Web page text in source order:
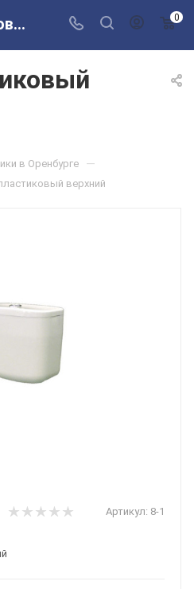
Бачок пластиковый верхний в розничных магазинах Сантехторг 0
в Оренбурге —
верхний
Артикул: 8-1